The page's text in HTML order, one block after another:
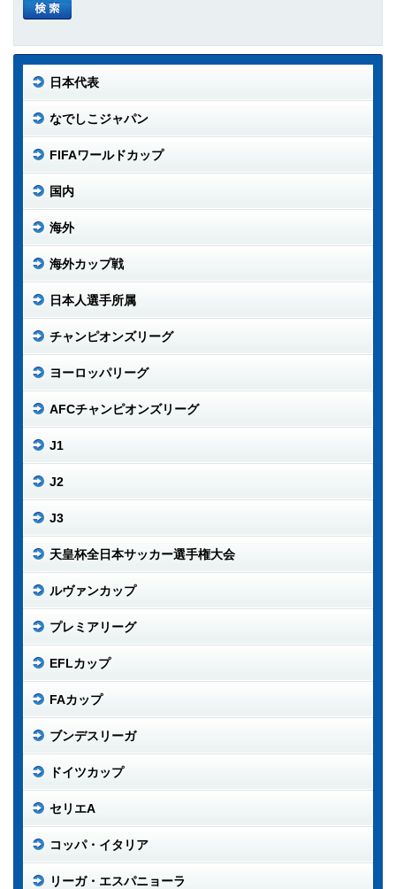
日本代表
なでしこジャパン
FIFAワールドカップ
国内
海外
海外カップ戦
日本人選手所属
チャンピオンズリーグ
ヨーロッパリーグ
AFCチャンピオンズリーグ
J1
J2
J3
天皇杯全日本サッカー選手権大会
ルヴァンカップ
プレミアリーグ
EFLカップ
FAカップ
ブンデスリーガ
ドイツカップ
セリエA
コッパ・イタリア
リーガ・エスパニョーラ